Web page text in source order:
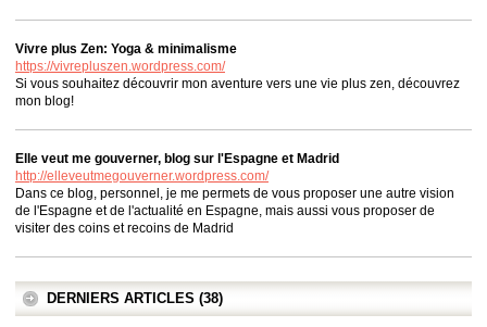
Vivre plus Zen: Yoga & minimalisme
https://vivrepluszen.wordpress.com/
Si vous souhaitez découvrir mon aventure vers une vie plus zen, découvrez
mon blog!
Elle veut me gouverner, blog sur l'Espagne et Madrid
http://elleveutmegouverner.wordpress.com/
Dans ce blog, personnel, je me permets de vous proposer une autre vision
de l'Espagne et de l'actualité en Espagne, mais aussi vous proposer de
visiter des coins et recoins de Madrid
DERNIERS ARTICLES (38)